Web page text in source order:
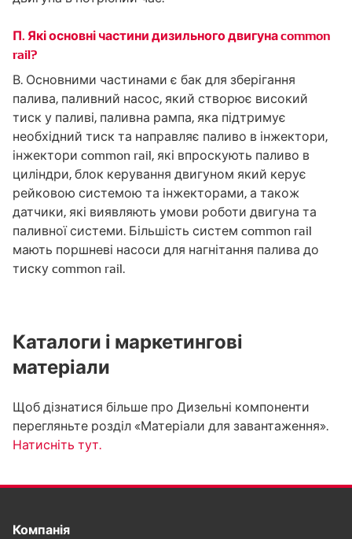
П. Які основні частини дизильного двигуна common
rail?
В. Основними частинами є бак для зберігання
палива, паливний насос, який створює високий
тиск у паливі, паливна рампа, яка підтримує
необхідний тиск та направляє паливо в інжектори,
інжектори common rail, які впроскують паливо в
циліндри, блок керування двигуном який керує
рейковою системою та інжекторами, а також
датчики, які виявляють умови роботи двигуна та
паливної системи. Більшість систем common rail
мають поршневі насоси для нагнітання палива до
тиску common rail.
Каталоги і маркетингові
матеріали
Щоб дізнатися більше про Дизельні компоненти
перегляньте розділ «Матеріали для завантаження».
Натисніть тут.
Компанія